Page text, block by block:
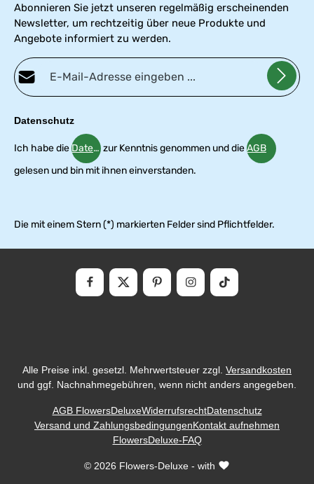
Abonnieren Sie jetzt unseren regelmäßig erscheinenden
Newsletter, um rechtzeitig über neue Produkte und
Angebote informiert zu werden.
E-Mail-Adresse*
Datenschutz
Ich habe dieDatenschutzbestimmungen
zur Kenntnis genommen und dieAGB
gelesen und bin mit ihnen einverstanden.
Die mit einem Stern (*) markierten Felder sind Pflichtfelder.
Alle Preise inkl. gesetzl. Mehrwertsteuer zzgl. Versandkosten
und ggf. Nachnahmegebühren, wenn nicht anders angegeben.
© 2026 Flowers-Deluxe - with
AGB FlowersDeluxeWiderrufsrechtDatenschutz
Versand und ZahlungsbedingungenKontakt aufnehmen
FlowersDeluxe-FAQ